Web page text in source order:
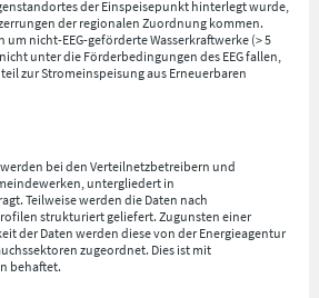
der Einspeisepunkt hinterlegt wurde,
der regionalen Zuordnung kommen.
um nicht-EEG-geförderte Wasserkraftwerke (> 5
unter die Förderbedingungen des EEG fallen,
zur Stromeinspeisung aus Erneuerbaren
bei den Verteilnetzbetreibern und
untergliedert in
Teilweise werden die Daten nach
strukturiert geliefert. Zugunsten einer
der Daten werden diese von der Energieagentur
zugeordnet. Dies ist mit
behaftet.